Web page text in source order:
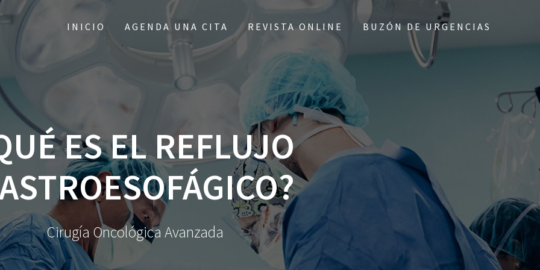
INICIO AGENDA UNA CITA REVISTA ONLINE BUZÓN DE URGENCIAS
ES EL REFLUJO
Cirugía Oncológica Avanzada